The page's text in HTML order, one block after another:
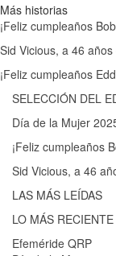
Más historias
¡Feliz cumpleaños
Sid Vicious, a 46
¡Feliz cumpleaños
SELECCIÓN DEL
Día de la Mujer
¡Feliz cumpleaños
Sid Vicious, a 46
LAS MÁS LEÍDAS
LO MÁS RECIENTE
Efeméride QRP